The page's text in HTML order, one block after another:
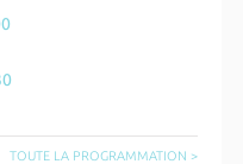
TOUTE LA PROGRAMMATION >